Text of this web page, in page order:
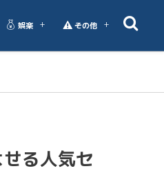
娯楽 その他
る人気セ